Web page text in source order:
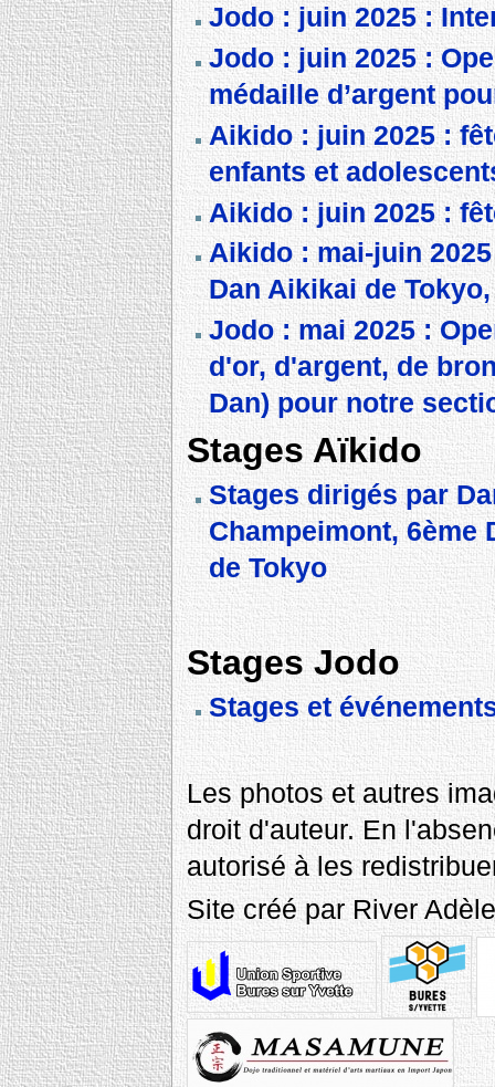
Jodo : juin 2025 :
Jodo : juin 2025 :
médaille d’argent
Aikido : juin 2025 :
enfants et
Aikido : juin 2025 :
Aikido : mai-juin
Dan Aikikai de
Jodo : mai 2025 :
d'or, d'argent, de
Dan) pour notre
Stages Aïkido
Stages dirigés par
Champeimont, 6ème
de Tokyo
Stages Jodo
Stages et
Les photos et autres
droit d'auteur. En
autorisé à les
Site créé par River